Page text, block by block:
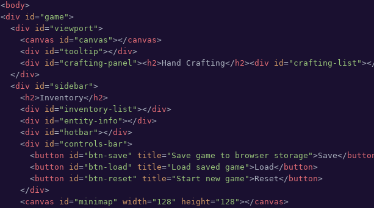
<body>
<div id="game">
<div id="viewport">
<canvas id="canvas"></canvas>
<div id="tooltip"></div>
<div id="crafting-panel"><h2>Hand Crafting</ h2><div id="crafting-list">
</div>
<div id="sidebar">
<h2>Inventory</ h2>
<div id="inventory-list"></div>
<div id="entity-info"></div>
<div id="hotbar"></div>
<div id="controls-bar">
<button id="btn-save" title="Save game to browser storage">Save</
<button id="btn-load" title="Load saved game">Load</ button>
<button id="btn-reset" title="Start new game">Reset</ button>
</div>
<canvas id="minimap" width="128" height="128"></canvas>